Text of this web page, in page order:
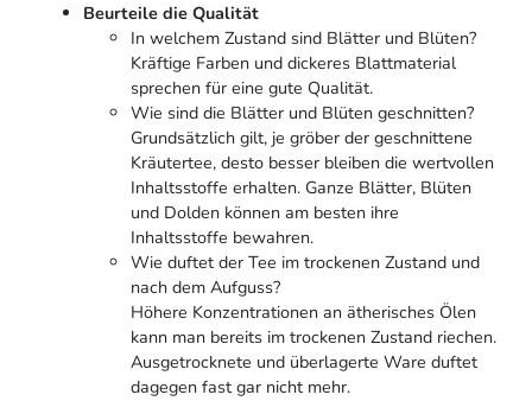
Beurteile die Qualität
In welchem Zustand sind Blätter und Blüten?
Kräftige Farben und dickeres Blattmaterial
sprechen für eine gute Qualität.
Wie sind die Blätter und Blüten geschnitten?
Grundsätzlich gilt, je gröber der geschnittene
Kräutertee, desto besser bleiben die wertvollen
Inhaltsstoffe erhalten. Ganze Blätter, Blüten
und Dolden können am besten ihre
Inhaltsstoffe bewahren.
Wie duftet der Tee im trockenen Zustand und
nach dem Aufguss?
Höhere Konzentrationen an ätherisches Ölen
kann man bereits im trockenen Zustand riechen.
Ausgetrocknete und überlagerte Ware duftet
dagegen fast gar nicht mehr.